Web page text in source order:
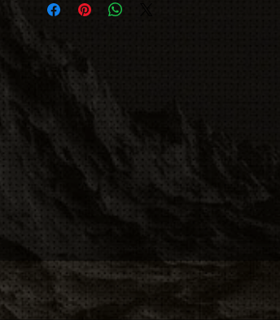
(U.S.A.)
If you're ordering other products with the
the stickers won't add any additional
the already flat-rate cost.